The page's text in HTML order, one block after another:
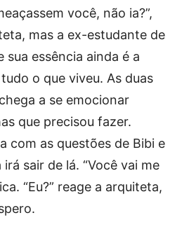
você, não ia?”,
mas a ex-estudante de
sua essência ainda é a
o que viveu. As duas
a se emocionar
que precisou fazer.
com as questões de Bibi e
sair de lá. “Você vai me
“Eu?” reage a arquiteta,